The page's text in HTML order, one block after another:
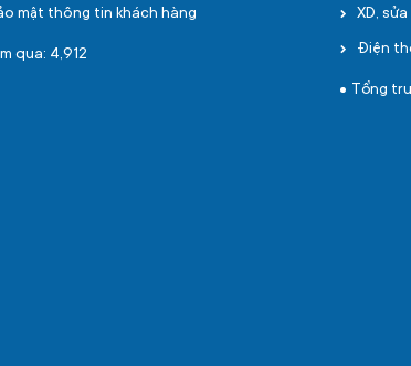
mật thông tin khách hàng
qua: 4,912
XD,
Điện
Tổng